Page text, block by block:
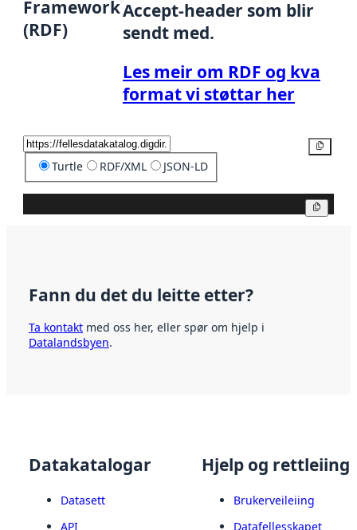
Framework
(RDF)
Accept-header som blir
sendt med.
Les meir om RDF og kva
format vi støttar her
Turtle RDF/XML JSON-LD
Fann du det du leitte etter?
Ta kontakt med oss her, eller spør om hjelp i
Datalandsbyen.
Datakatalogar
Datasett
API
Hjelp og rettleiing
Brukerveileiing
Datafellesskapet